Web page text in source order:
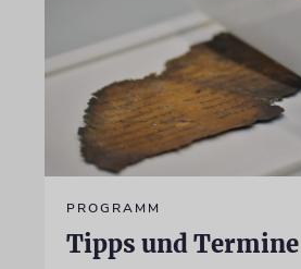
PROGRAMM
Tipps und Termine